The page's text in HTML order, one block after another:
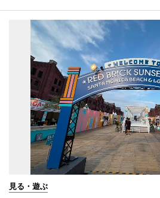
見る・遊ぶ